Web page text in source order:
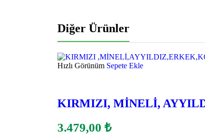
Diğer Ürünler
Hızlı Görünüm Sepete Ekle
KIRMIZI, MİNELİ,
3.479,00 ₺